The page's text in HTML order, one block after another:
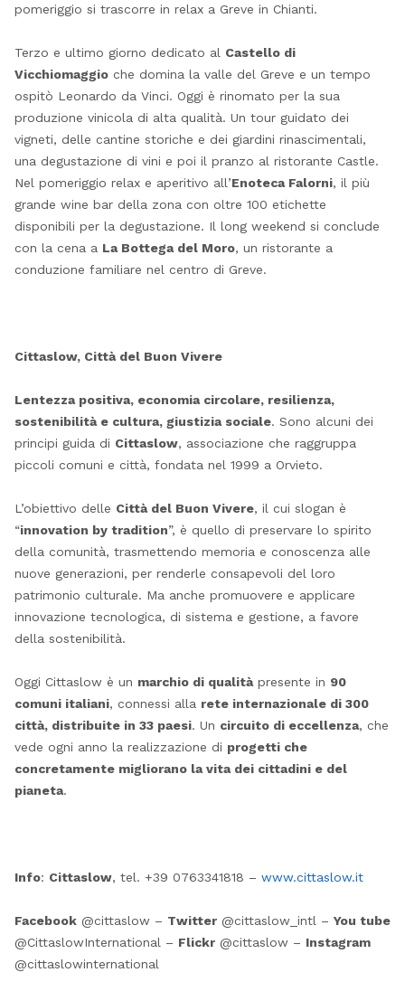
pomeriggio si trascorre in relax a Greve in Chianti.
Terzo e ultimo giorno dedicato al Castello di
Vicchiomaggioche domina la valle del Greve e un tempo
ospitò Leonardo da Vinci. Oggi è rinomato per la sua
produzione vinicola di alta qualità. Un tour guidato dei
vigneti, delle cantine storiche e dei giardini rinascimentali,
una degustazione di vini e poi il pranzo al ristorante Castle.
Nel pomeriggio relax e aperitivo all’Enoteca Falorni, il più
grande wine bar della zona con oltre 100 etichette
disponibili per la degustazione. Il long weekend si conclude
con la cena a La Bottega del Moro, un ristorante a
conduzione familiare nel centro di Greve.
Cittaslow, Città del Buon Vivere
Lentezza positiva, economia circolare, resilienza,
sostenibilità e cultura, giustizia sociale. Sono alcuni dei
principi guida di Cittaslow, associazione che raggruppa
piccoli comuni e città, fondata nel 1999 a Orvieto.
L’obiettivo delle Città del Buon Vivere, il cui slogan è
“innovation by tradition”, è quello di preservare lo spirito
della comunità, trasmettendo memoria e conoscenza alle
nuove generazioni, per renderle consapevoli del loro
patrimonio culturale. Ma anche promuovere e applicare
innovazione tecnologica, di sistema e gestione, a favore
della sostenibilità.
Oggi Cittaslow è un marchio di qualitàpresente in 90
comuni italiani, connessi alla rete internazionale di 300
città, distribuite in 33 paesi. Un circuito di eccellenza, che
vede ogni anno la realizzazione di progetti che
concretamente migliorano la vita dei cittadini e del
pianeta.
Info: Cittaslow, tel. +39 0763341818 – www.cittaslow.it
Facebook@cittaslow – Twitter@cittaslow_intl – You tube
@CittaslowInternational – Flickr@cittaslow – Instagram
@cittaslowinternational